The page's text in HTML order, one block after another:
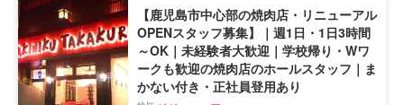
【鹿児島市中心部の焼肉店・リニューアル
OPENスタッフ募集】｜週1日・1日3時間
～OK｜未経験者大歓迎｜学校帰り・Wワ
ークも歓迎の焼肉店のホールスタッフ｜ま
かない付き・正社員登用あり